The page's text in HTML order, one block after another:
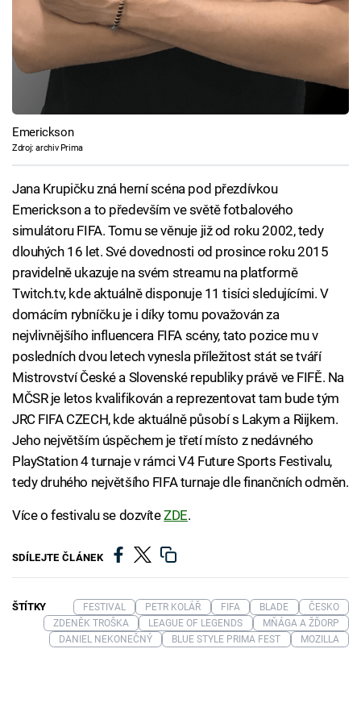
Emerickson
Zdroj: archiv Prima
Jana Krupičku zná herní scéna pod přezdívkou
Emerickson a to především ve světě fotbalového
simulátoru FIFA. Tomu se věnuje již od roku 2002, tedy
dlouhých 16 let. Své dovednosti od prosince roku 2015
pravidelně ukazuje na svém streamu na platformě
Twitch.tv, kde aktuálně disponuje 11 tisíci sledujícími. V
domácím rybníčku je i díky tomu považován za
nejvlivnějšího influencera FIFA scény, tato pozice mu v
posledních dvou letech vynesla příležitost stát se tváří
Mistrovství České a Slovenské republiky právě ve FIFĚ. Na
MČSR je letos kvalifikován a reprezentovat tam bude tým
JRC FIFA CZECH, kde aktuálně působí s Lakym a Riijkem.
Jeho největším úspěchem je třetí místo z nedávného
PlayStation 4 turnaje v rámci V4 Future Sports Festivalu,
tedy druhého největšího FIFA turnaje dle finančních odměn.
Více o festivalu se dozvíteZDE.
SDÍLEJTE ČLÁNEK
ŠTÍTKY FESTIVAL PETR KOLÁŘ FIFA BLADE
ČESKO
ZDENĚK TROŠKA
LEAGUE OF LEGENDS
MŇÁGA A ŽĎORP
DANIEL NEKONEČNÝ
BLUE STYLE PRIMA FEST MOZILLA